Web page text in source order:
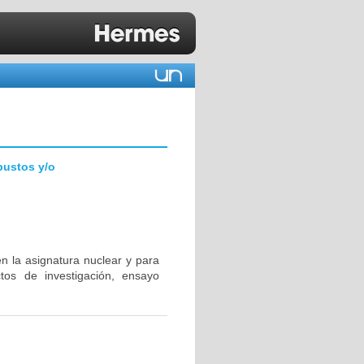
y/o
la asignatura nuclear y para
de investigación, ensayo